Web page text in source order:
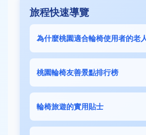
旅程快速導覽
為什麼桃園適合輪椅使用者的老
桃園輪椅友善景點排行榜
輪椅旅遊的實用貼士